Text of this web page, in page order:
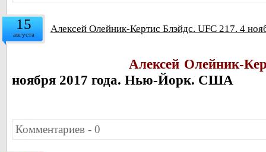
15
августа Алексей Олейник-Кертис Блэйдс. UFC 217. 4
Алексей Олейник-
ноября 2017 года. Нью-Йорк. США
Комментариев - 0